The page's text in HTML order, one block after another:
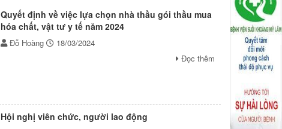
Quyết định về việc lựa chọn nhà thầu gói thầu mua
hóa chất, vật tư y tế năm 2024
Đỗ Hoàng
18/03/2024
Đọc thêm
Hội nghị viên chức, người lao động